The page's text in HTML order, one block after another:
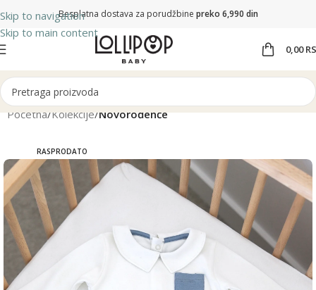
Skip to navigation
Skip to main content
Besplatna dostava za porudžbine preko 6,990 din
0,00
Početna Kolekcije Novorođenče
RASPRODATO